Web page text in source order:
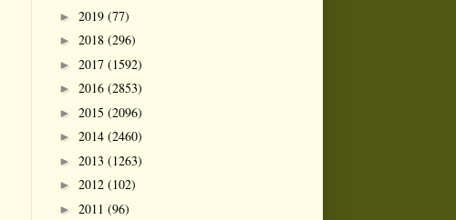
► 2019 (77)
► 2018 (296)
► 2017 (1592)
► 2016 (2853)
► 2015 (2096)
► 2014 (2460)
► 2013 (1263)
► 2012 (102)
► 2011 (96)